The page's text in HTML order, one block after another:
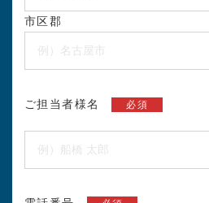
市区郡
ご担当者様名 必須